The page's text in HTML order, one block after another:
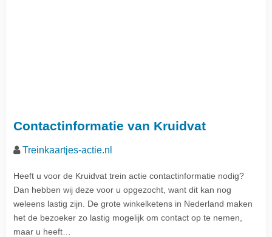
Contactinformatie van Kruidvat
Treinkaartjes-actie.nl
Heeft u voor de Kruidvat trein actie contactinformatie nodig?
Dan hebben wij deze voor u opgezocht, want dit kan nog
weleens lastig zijn. De grote winkelketens in Nederland maken
het de bezoeker zo lastig mogelijk om contact op te nemen,
maar u heeft…